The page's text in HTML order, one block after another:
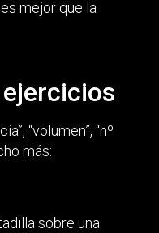
mejor que la
“volumen”, “nº
más:
sobre una